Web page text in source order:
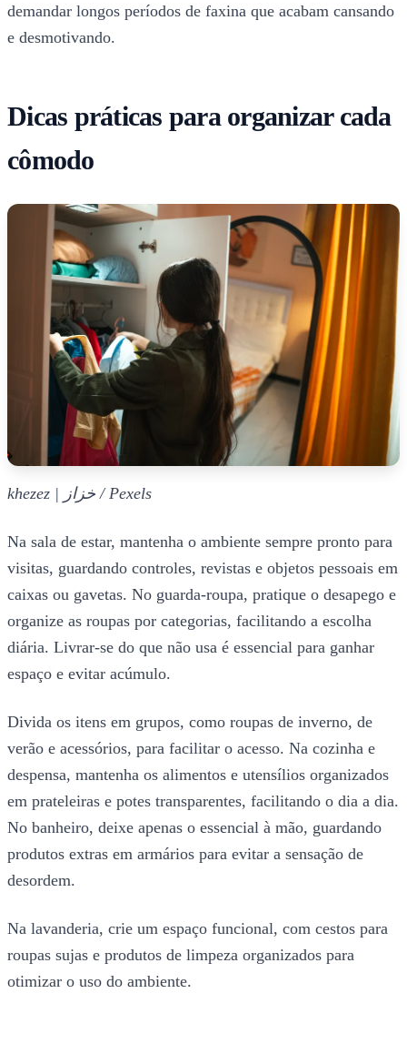
demandar longos períodos de faxina que acabam cansando
e desmotivando.
Dicas práticas para organizar cada
cômodo
khezez | خزاز / Pexels
Na sala de estar, mantenha o ambiente sempre pronto para
visitas, guardando controles, revistas e objetos pessoais em
caixas ou gavetas. No guarda-roupa, pratique o desapego e
organize as roupas por categorias, facilitando a escolha
diária. Livrar-se do que não usa é essencial para ganhar
espaço e evitar acúmulo.
Divida os itens em grupos, como roupas de inverno, de
verão e acessórios, para facilitar o acesso. Na cozinha e
despensa, mantenha os alimentos e utensílios organizados
em prateleiras e potes transparentes, facilitando o dia a dia.
No banheiro, deixe apenas o essencial à mão, guardando
produtos extras em armários para evitar a sensação de
desordem.
Na lavanderia, crie um espaço funcional, com cestos para
roupas sujas e produtos de limpeza organizados para
otimizar o uso do ambiente.